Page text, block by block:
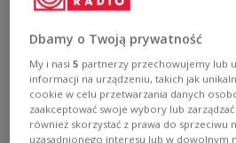
Dbamy o Twoją prywatność
My i nasi5 partnerzy przechowujemy lub
informacji na urządzeniu, takich jak
cookie w celu przetwarzania danych
zaakceptować swoje wybory lub
również skorzystać z prawa do sprzeciwu
uzasadnionego interesu lub w dowolnym